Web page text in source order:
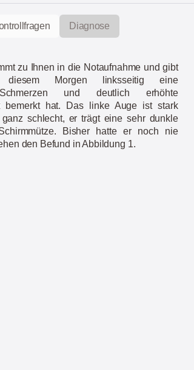
Diagnose
zu Ihnen in die Notaufnahme und gibt
Morgen linksseitig eine
Schmerzen und deutlich erhöhte
bemerkt hat. Das linke Auge ist stark
schlecht, er trägt eine sehr dunkle
Bisher hatte er noch nie
den Befund in Abbildung 1.